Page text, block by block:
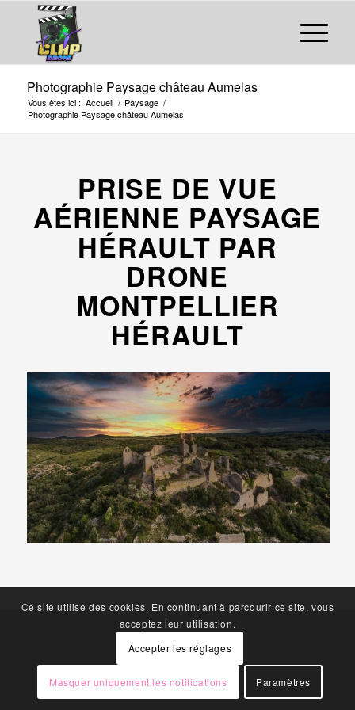
Photographie Paysage château Aumelas
Vous êtes ici : Accueil / Paysage /
Photographie Paysage château Aumelas
PRISE DE VUE
AÉRIENNE PAYSAGE
HÉRAULT PAR
DRONE
MONTPELLIER
HÉRAULT
Ce site utilise des cookies. En continuant à parcourir ce site, vous
acceptez leur utilisation.
Accepter les réglages
Masquer uniquement les notifications Paramètres